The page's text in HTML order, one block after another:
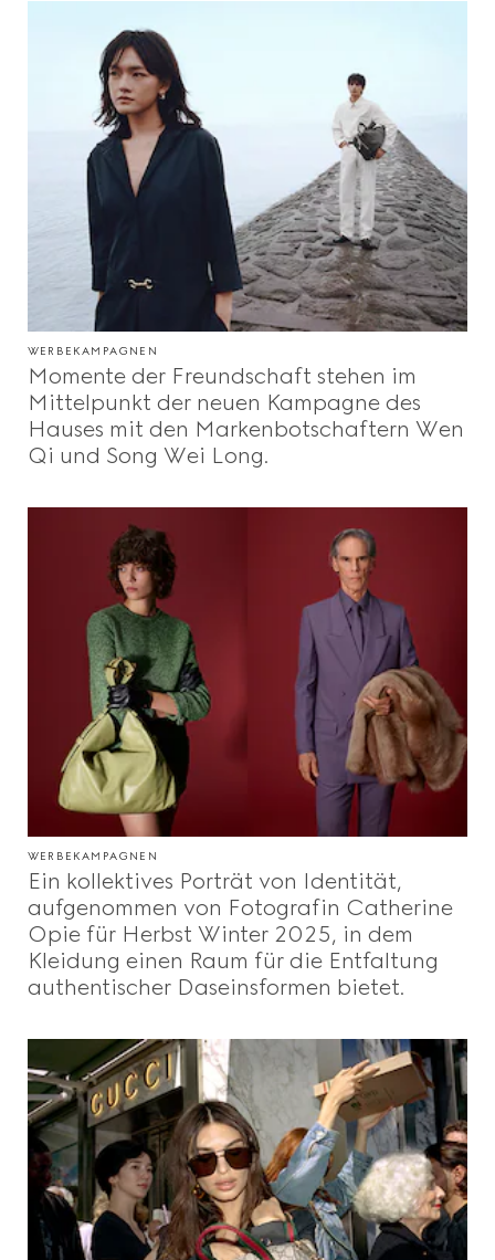
WERBEKAMPAGNEN
Momente der Freundschaft stehen im
Mittelpunkt der neuen Kampagne des
Hauses mit den Markenbotschaftern Wen
Qi und Song Wei Long.
WERBEKAMPAGNEN
Ein kollektives Porträt von Identität,
aufgenommen von Fotografin Catherine
Opie für Herbst Winter 2025, in dem
Kleidung einen Raum für die Entfaltung
authentischer Daseinsformen bietet.